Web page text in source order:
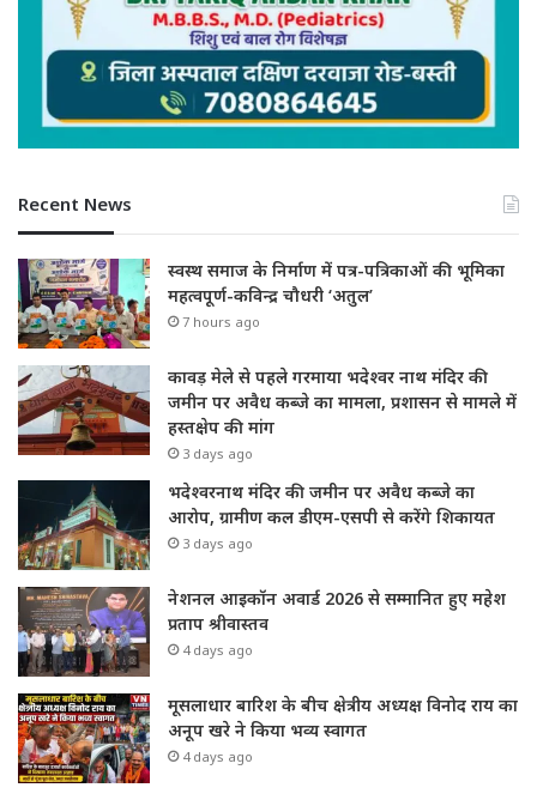
Recent News
स्वस्थ समाज के निर्माण में पत्र-पत्रिकाओं की भूमिका
महत्वपूर्ण-कविन्द्र चौधरी ‘अतुल’
7 hours ago
कावड़ मेले से पहले गरमाया भदेश्वर नाथ मंदिर की
जमीन पर अवैध कब्जे का मामला, प्रशासन से मामले में
हस्तक्षेप की मांग
3 days ago
भदेश्वरनाथ मंदिर की जमीन पर अवैध कब्जे का
आरोप, ग्रामीण कल डीएम-एसपी से करेंगे शिकायत
3 days ago
नेशनल आइकॉन अवार्ड 2026 से सम्मानित हुए महेश
प्रताप श्रीवास्तव
4 days ago
मूसलाधार बारिश के बीच क्षेत्रीय अध्यक्ष विनोद राय का
अनूप खरे ने किया भव्य स्वागत
4 days ago